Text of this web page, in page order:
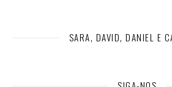
SARA, DAVID, DANIEL E